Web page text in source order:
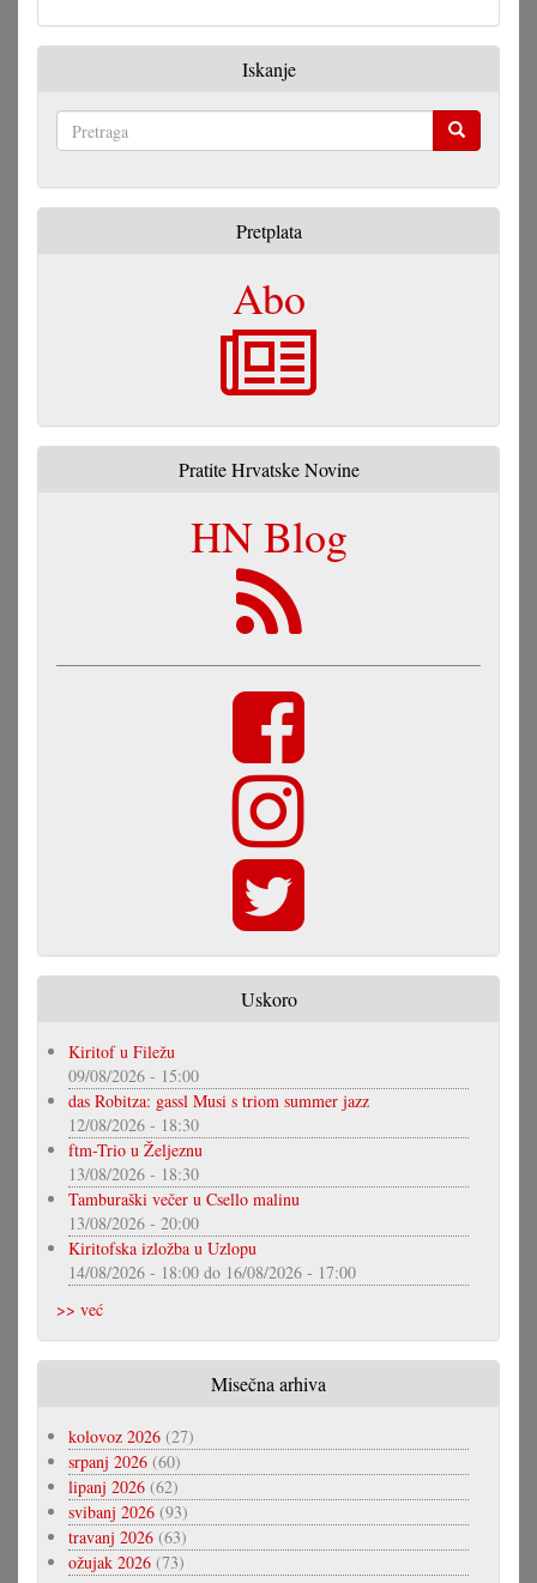
Iskanje
Pretplata
Abo
Pratite Hrvatske Novine
HN Blog
Uskoro
Kiritof u Filežu
09/08/2026 - 15:00
das Robitza: gassl Musi s triom summer jazz
12/08/2026 - 18:30
ftm-Trio u Željeznu
13/08/2026 - 18:30
Tamburaški večer u Csello malinu
13/08/2026 - 20:00
Kiritofska izložba u Uzlopu
14/08/2026 - 18:00 do 16/08/2026 - 17:00
>> već
Misečna arhiva
kolovoz 2026 (27)
srpanj 2026 (60)
lipanj 2026 (62)
svibanj 2026 (93)
travanj 2026 (63)
ožujak 2026 (73)